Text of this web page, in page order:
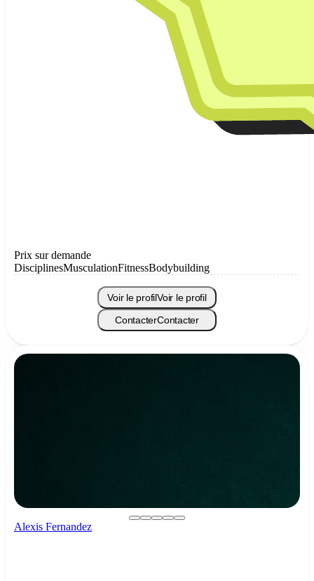
Prix sur demande
DisciplinesMusculationFitnessBodybuilding
Voir le profilVoir le profil
ContacterContacter
Alexis Fernandez